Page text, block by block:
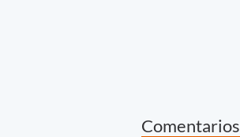
Comentarios